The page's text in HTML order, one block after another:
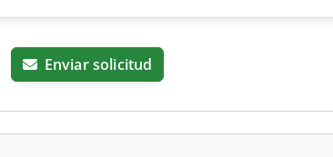
Enviar solicitud